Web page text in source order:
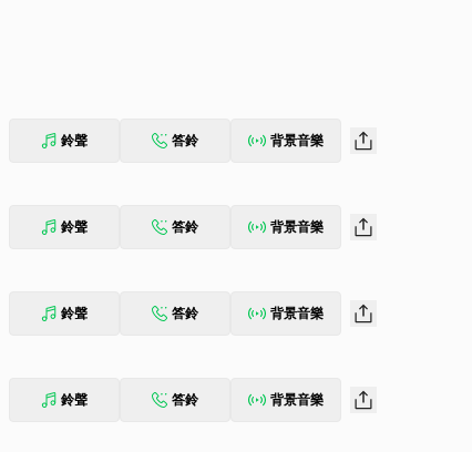
鈴聲 答鈴 背景音樂
鈴聲 答鈴 背景音樂
鈴聲 答鈴 背景音樂
鈴聲 答鈴 背景音樂